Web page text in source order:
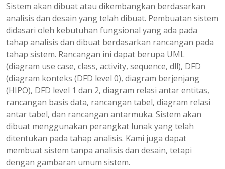
Sistem akan dibuat atau dikembangkan berdasarkan
analisis dan desain yang telah dibuat. Pembuatan sistem
didasari oleh kebutuhan fungsional yang ada pada
tahap analisis dan dibuat berdasarkan rancangan pada
tahap sistem. Rancangan ini dapat berupa UML
(diagram use case, class, activity, sequence, dll), DFD
(diagram konteks (DFD level 0), diagram berjenjang
(HIPO), DFD level 1 dan 2, diagram relasi antar entitas,
rancangan basis data, rancangan tabel, diagram relasi
antar tabel, dan rancangan antarmuka. Sistem akan
dibuat menggunakan perangkat lunak yang telah
ditentukan pada tahap analisis. Kami juga dapat
membuat sistem tanpa analisis dan desain, tetapi
dengan gambaran umum sistem.